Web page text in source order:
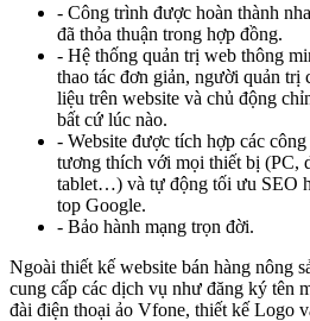
- Công trình được hoàn thành
đã thỏa thuận trong hợp đồng.
- Hệ thống quản trị web thông
thao tác đơn giản, người quản trị
liệu trên website và chủ động
bất cứ lúc nào.
- Website được tích hợp các
tương thích với mọi thiết bị (PC,
tablet…) và tự động tối ưu SEO
top Google.
- Bảo hành mạng trọn đời.
Ngoài thiết kế website bán hàng nông
cung cấp các dịch vụ như đăng ký tên
đài điện thoại ảo Vfone, thiết kế Logo